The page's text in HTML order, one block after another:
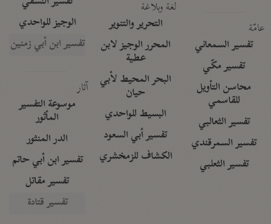
عامّة
تفسير السمعاني
تفسير مكّي
محاسن التأويل
للقاسمي
تفسير الثعالبي
تفسير السمرقندي
تفسير الثعلبي
لغة وبلاغة
التحرير والتنوير
المحرر الوجيز لابن
عطية
البحر المحيط لأبي
حيان
البسيط للواحدي
تفسير أبي السعود
الكشاف للزمخشري
الوجيز للواحدي
تفسير ابن أبي زمنين
آثار
موسوعة التفسير
المأثور
الدر المنثور
تفسير ابن أبي حاتم
تفسير مقاتل
تفسير قتادة